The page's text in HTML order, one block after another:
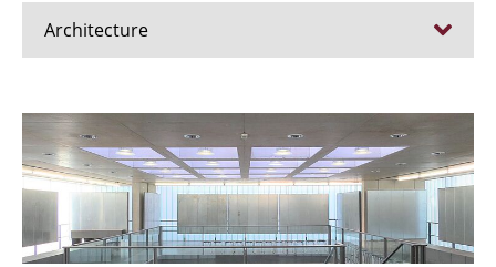
Architecture
Admission procedure 2024
Bachelor Architecture
Bachelor Architecture+